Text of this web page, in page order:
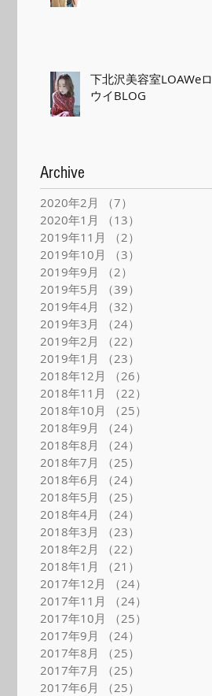
下北沢美容室LOAWeロ
ウイBLOG
Archive
2020年2月 （7）
2020年1月
（13）
2019年11月
（2）
2019年10月
（3）
2019年9月
（2）
2019年5月
（39）
2019年4月
（32）
2019年3月
（24）
2019年2月
（22）
2019年1月
（23）
2018年12月
（26）
2018年11月
（22）
2018年10月
（25）
2018年9月
（24）
2018年8月
（24）
2018年7月
（25）
2018年6月
（24）
2018年5月
（25）
2018年4月
（24）
2018年3月
（23）
2018年2月
（22）
2018年1月
（21）
2017年12月
（24）
2017年11月
（24）
2017年10月
（25）
2017年9月
（24）
2017年8月
（25）
2017年7月
（25）
2017年6月
（25）